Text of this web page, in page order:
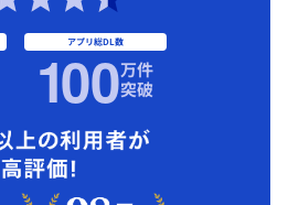
アプリ総DL数
100万件
突破